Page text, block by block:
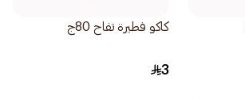
كاكو فطيرة تفاح 80ج
3